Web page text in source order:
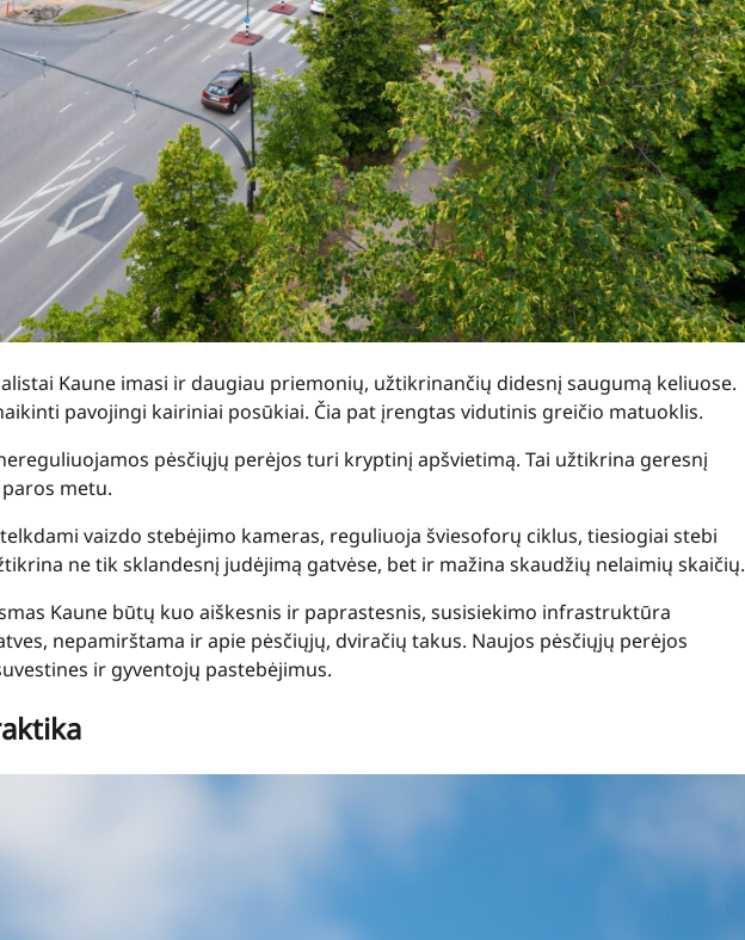
Kaune imasi ir daugiau priemonių, užtikrinančių didesnį saugumą keliuose.
pavojingi kairiniai posūkiai. Čia pat įrengtas vidutinis greičio matuoklis.
pėsčiųjų perėjos turi kryptinį apšvietimą. Tai užtikrina geresnį
metu.
vaizdo stebėjimo kameras, reguliuoja šviesoforų ciklus, tiesiogiai stebi
ne tik sklandesnį judėjimą gatvėse, bet ir mažina skaudžių nelaimių skaičių.
Kaune būtų kuo aiškesnis ir paprastesnis, susisiekimo infrastruktūra
nepamirštama ir apie pėsčiųjų, dviračių takus. Naujos pėsčiųjų perėjos
ir gyventojų pastebėjimus.